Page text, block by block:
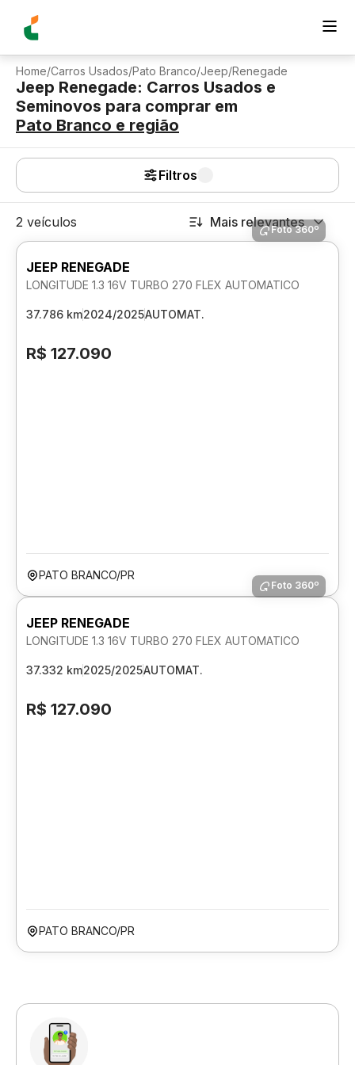
Home/Carros Usados/Pato Branco/Jeep/Renegade
Jeep Renegade: Carros Usados e
Seminovos para comprar em
Pato Branco e região
Filtros
2 veículos Mais relevantes
Foto 360º
JEEP RENEGADE
LONGITUDE 1.3 16V TURBO 270 FLEX AUTOMATICO
37.786 km2024/2025AUTOMAT.
R$ 127.090
PATO BRANCO/PR
Foto 360º
JEEP RENEGADE
LONGITUDE 1.3 16V TURBO 270 FLEX AUTOMATICO
37.332 km2025/2025AUTOMAT.
R$ 127.090
PATO BRANCO/PR